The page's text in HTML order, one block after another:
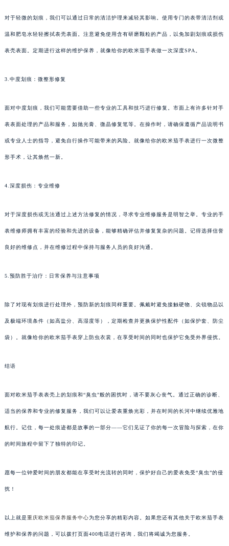
对于轻微的划痕，我们可以通过日常的清洁护理来减轻其影响。使用专门的表带清洁剂或
温和肥皂水轻轻擦拭表壳表面。注意避免使用含有研磨颗粒的产品，以免加剧划痕或损伤
表壳表面。定期进行这样的维护保养，就像给你的欧米茄手表做一次深度SPA。
3.中度划痕：微整形修复
面对中度划痕，我们可能需要借助一些专业的工具和技巧进行修复。市面上有许多针对手
表表面处理的产品和服务，如抛光膏、微晶修复笔等。在操作时，请确保遵循产品说明书
或专业人士的指导，避免自行操作可能带来的风险。就像给你的欧米茄手表进行一次微整
形手术，让其焕然一新。
4.深度损伤：专业维修
对于深度损伤或无法通过上述方法修复的情况，寻求专业维修服务是明智之举。专业的手
表维修师拥有丰富的经验和先进的设备，能够精确评估并修复复杂的问题。记得选择信誉
良好的维修点，并在维修过程中保持与服务人员的良好沟通。
5.预防胜于治疗：日常保养与注意事项
除了对现有划痕进行处理外，预防新的划痕同样重要。佩戴时避免接触硬物、尖锐物品以
及极端环境条件（如高盐分、高湿度等），定期检查并更换保护性配件（如保护套、防尘
袋）。就像给你的欧米茄手表穿上防虫衣裳，在享受时间的同时也保护它免受外界侵扰。
结语
面对欧米茄手表表壳上的划痕和“臭虫”般的困扰时，请不要灰心丧气。通过正确的诊断、
适当的保养和专业的修复服务，我们可以让爱表重焕光彩，并在时间的长河中继续优雅地
航行。记住，每一处痕迹都是故事的一部分——它们见证了你的每一次冒险与探索，在你
的时间旅程中留下了独特的印记。
愿每一位钟爱时间的朋友都能在享受时光流转的同时，保护好自己的爱表免受“臭虫”的侵
扰！
以上就是重庆欧米茄保养服务中心为您分享的精彩内容。如果您还有其他关于欧米茄手表
维护和保养的问题，可以拨打页面400电话进行咨询，我们将竭诚为您服务。